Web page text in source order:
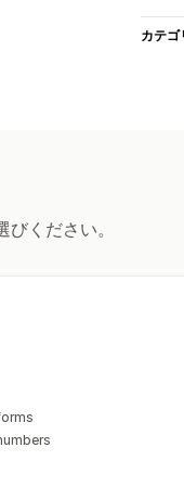
カテゴ
ください。